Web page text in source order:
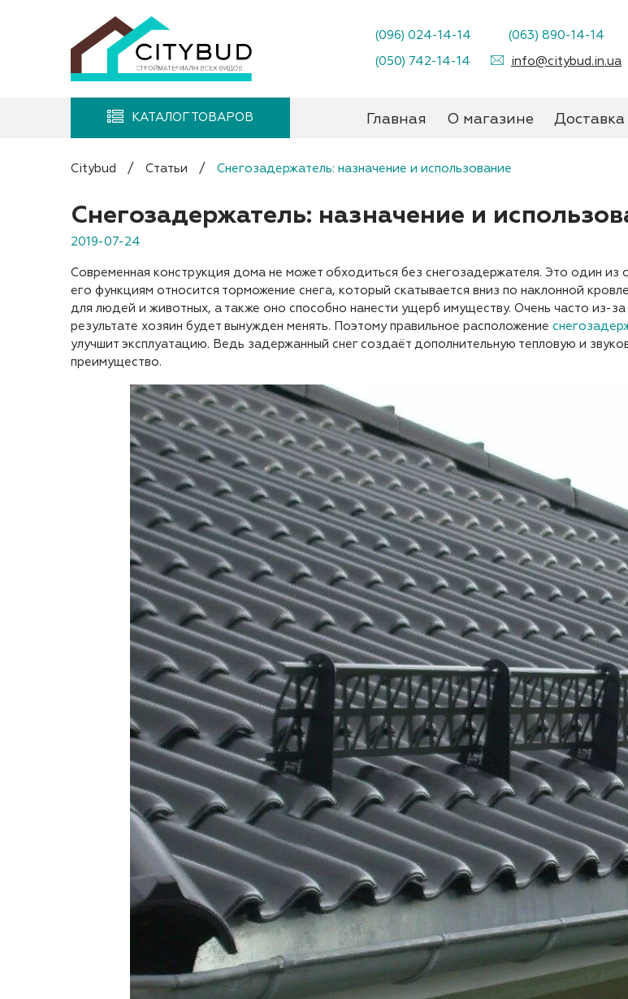
(096) 024-14-14
(063) 890-14-14
(050) 742-14-14
info@citybud.in.ua
КАТАЛОГ ТОВАРОВ Главная О магазине
Citybud / Статьи / Снегозадержатель: назначение и использование
Снегозадержатель: назначение и
2019-07-24
Современная конструкция дома не может обходиться без снегозадержателя. Это один
его функциям относится торможение снега, который скатывается вниз по наклонной
для людей и животных, а также оно способно нанести ущерб имуществу. Очень часто из-
результате хозяин будет вынужден менять. Поэтому правильное расположение
улучшит эксплуатацию. Ведь задержанный снег создаёт дополнительную тепловую и
преимущество.